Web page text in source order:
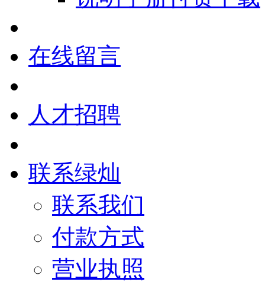
在线留言
人才招聘
联系绿灿
联系我们
付款方式
营业执照